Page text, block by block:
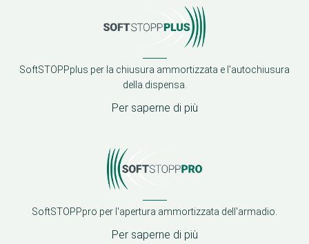
SoftSTOPPplus per la chiusura ammortizzata e l'autochiusura
della dispensa.
Per saperne di più
SoftSTOPPpro per l'apertura ammortizzata dell'armadio.
Per saperne di più